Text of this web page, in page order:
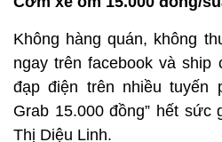
Không hàng quán, không
ngay trên facebook và
đạp điện trên nhiều tuyến
Grab 15.000 đồng” hết sức
Thị Diệu Linh.